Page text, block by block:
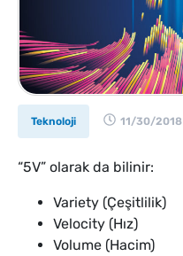
Teknoloji 11/30/2018
“5V” olarak da bilinir:
Variety (Çeşitlilik)
Velocity (Hız)
Volume (Hacim)